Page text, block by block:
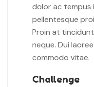
dolor ac tempus
pellentesque
Proin at
neque. Dui
commodo vitae.
Challenge